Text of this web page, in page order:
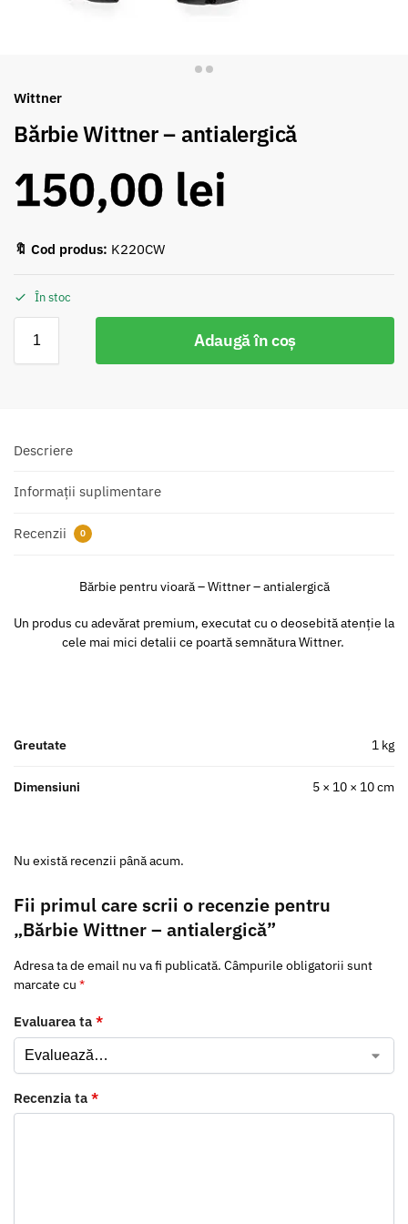
Wittner
Bărbie Wittner – antialergică
150,00 lei
🔖 Cod produs: K220CW
În stoc
Adaugă în coș
Descriere
Informații suplimentare
Recenzii 0
Bărbie pentru vioară – Wittner – antialergică
Un produs cu adevărat premium, executat cu o deosebită atenție la
cele mai mici detalii ce poartă semnătura Wittner.
Greutate 1 kg
Dimensiuni 5 × 10 × 10 cm
Nu există recenzii până acum.
Fii primul care scrii o recenzie pentru
„Bărbie Wittner – antialergică”
Adresa ta de email nu va fi publicată. Câmpurile obligatorii sunt
marcate cu *
Evaluarea ta *
Recenzia ta *